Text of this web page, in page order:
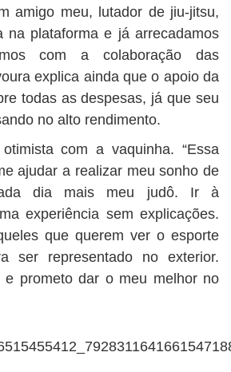
amigo meu, lutador de jiu-jitsu,
na plataforma e já arrecadamos
com a colaboração das
explica ainda que o apoio da
todas as despesas, já que seu
no alto rendimento.
com a vaquinha. “Essa
ajudar a realizar meu sonho de
dia mais meu judô. Ir à
experiência sem explicações.
que querem ver o esporte
ser representado no exterior.
e prometo dar o meu melhor no